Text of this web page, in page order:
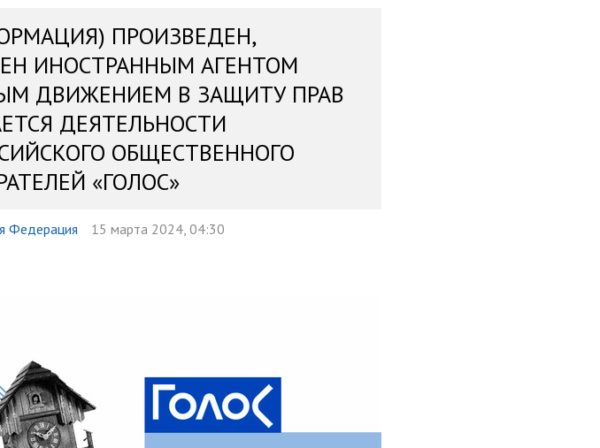
ПРОИЗВЕДЕН,
ИНОСТРАННЫМ АГЕНТОМ
ДВИЖЕНИЕМ В ЗАЩИТУ ПРАВ
ДЕЯТЕЛЬНОСТИ
ОБЩЕСТВЕННОГО
«ГОЛОС»
Федерация 15 марта 2024, 04:30